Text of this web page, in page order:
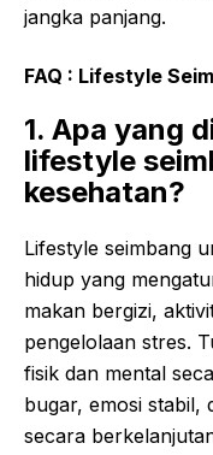
jangka panjang.
FAQ : Lifestyle
1. Apa yang
lifestyle
kesehatan?
Lifestyle seimbang
hidup yang
makan bergizi,
pengelolaan stres.
fisik dan mental
bugar, emosi stabil,
secara